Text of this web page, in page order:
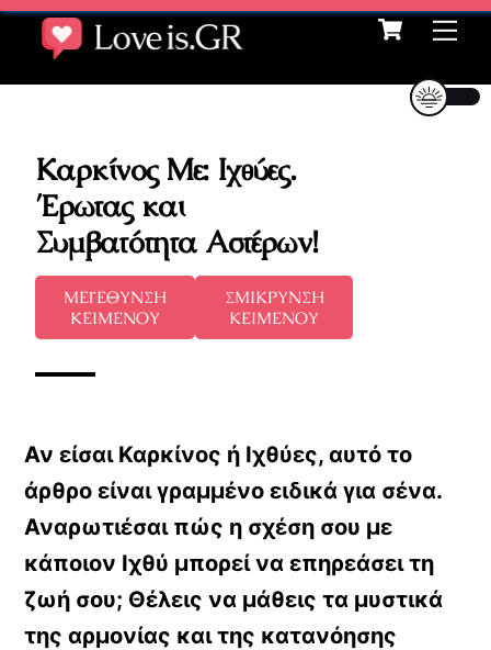
Skip
content
Cart
Καρκίνος Με: Ιχθύες.
Έρωτας και
Συμβατότητα Αστέρων!
ΜΕΓΕΘΥΝΣΗ
ΚΕΙΜΕΝΟΥ
ΣΜΙΚΡΥΝΣΗ
ΚΕΙΜΕΝΟΥ
Αν είσαι Καρκίνος ή Ιχθύες, αυτό το
άρθρο είναι γραμμένο ειδικά για σένα.
Αναρωτιέσαι πώς η σχέση σου με
κάποιον Ιχθύ μπορεί να επηρεάσει τη
ζωή σου; Θέλεις να μάθεις τα μυστικά
της αρμονίας και της κατανόησης